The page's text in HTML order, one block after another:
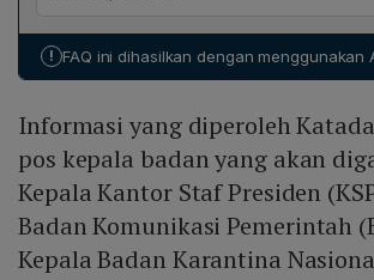
periode 2024-2025, akan ditunjuk
! FAQ ini dihasilkan dengan menggunakan
Informasi yang diperoleh
pos kepala badan yang akan
Kepala Kantor Staf Presiden
Badan Komunikasi Pemerintah
Kepala Badan Karantina